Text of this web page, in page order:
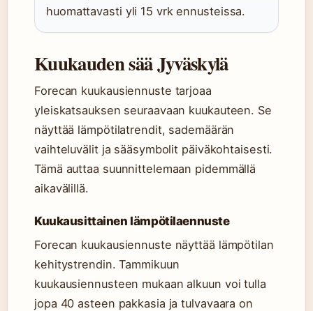
huomattavasti yli 15 vrk ennusteissa.
Kuukauden sää Jyväskylä
Forecan kuukausiennuste tarjoaa
yleiskatsauksen seuraavaan kuukauteen. Se
näyttää lämpötilatrendit, sademäärän
vaihteluvälit ja sääsymbolit päiväkohtaisesti.
Tämä auttaa suunnittelemaan pidemmällä
aikavälillä.
Kuukausittainen lämpötilaennuste
Forecan kuukausiennuste näyttää lämpötilan
kehitystrendin. Tammikuun
kuukausiennusteen mukaan alkuun voi tulla
jopa 40 asteen pakkasia ja tulvavaara on